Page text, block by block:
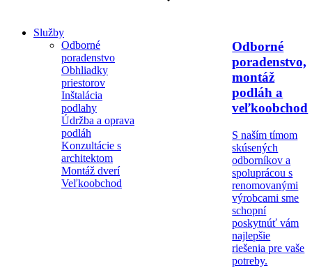
Služby
Odborné
poradenstvo
Obhliadky
priestorov
Inštalácia
podlahy
Údržba a oprava
podláh
Konzultácie s
architektom
Montáž dverí
Veľkoobchod
Odborné
poradenstvo,
montáž
podláh a
veľkoobchod
S naším tímom
skúsených
odborníkov a
spoluprácou s
renomovanými
výrobcami sme
schopní
poskytnúť vám
najlepšie
riešenia pre vaše
potreby.